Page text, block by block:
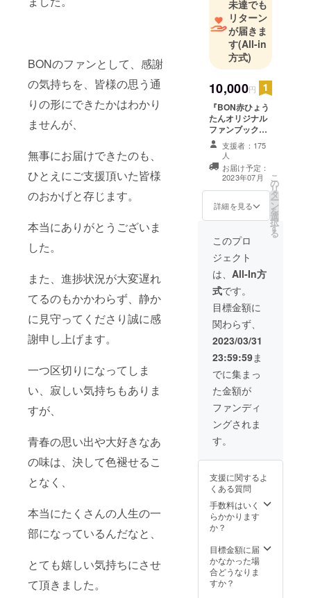
BONのファンとして、感謝
の気持ちを、皆様の思う通
りの形にできたかはわかり
ませんが、
無事にお届けできたのも、
ひとえにご支援頂いた皆様
のおかげと存じます。
本当にありがとうございま
した。
また、進捗状況が大変遅れ
てるのもかかわらず、静か
に見守ってくださり誠に感
謝申し上げます。
一つ区切りになってしま
い、寂しい気持ちもありま
すが、
青春の思い出や大好きなあ
の味は、決して色褪せるこ
となく、
本当にたくさんの人生の一
部になっているんだなと、
とても嬉しい気持ちにさせ
て頂きました。
未達でも
リターン
が届きま
す(All-in
方式)
10,000円
『BON赤ひょう
たんオリジナル
ファンブック』
→A4版タテ、並
製本、カバー
装、本文40～50
ページ、フルカ
ラー →料理（全
内、外観など約
50点 →過去の
キャン約30点
（BON所有の歴
代愛BON者の集
合写真なども入
れさせていただ
くことがありま
す） →BONの歴
史年表、お父さ
んの言葉、お母
さんの言葉など
各約1～2ページ
→支援いただい
た方全員のお名
前も最終頁に掲
載させて頂けれ
ばと思います。
上記について
「新潟日報メ
ディアネット」
で、目標金額を
設定させて頂い
ております。
2023年7月頃に
配送させていた
だく予定です。
※注：本の内容に
ご支援頂いた金
額により多少変
わる可能性がご
ざいます。
支援者：175
人
お届け予定：
2023年07月
詳細を見る
こ
の
リ
タ
ー
ン
を
選
択
す
る
このプロ
ジェクト
は、 All-In方
式です。
目標金額に
関わらず、
2023/03/31
23:59:59ま
でに集まっ
た金額が
ファンディ
ングされま
す。
支援に関するよ
くある質問
手数料はいく
らかかります
か？
目標金額に届
かなかった場
合どうなりま
すか？